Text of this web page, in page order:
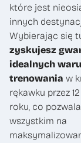
które jest
innych
Wybierając się
zyskujesz
idealnych
trenowania w
rękawku przez
roku, co
wszystkim na